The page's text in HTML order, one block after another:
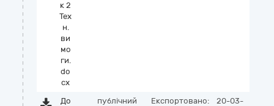
к 2
Тех
н.
ви
мо
ги.
do
cx
До
публічний Експортовано:
20-03-